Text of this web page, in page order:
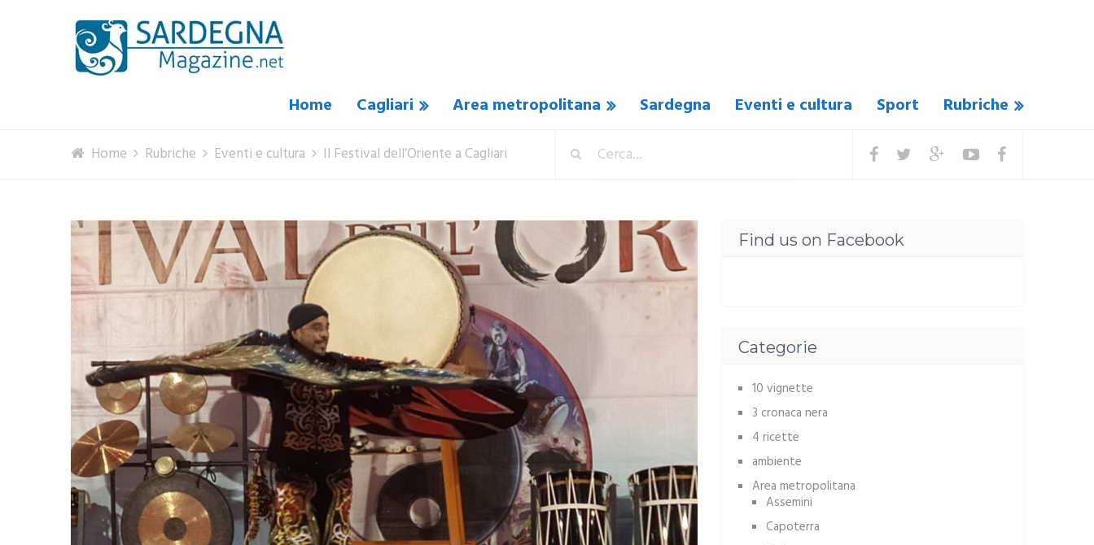
Home Cagliari Area metropolitana Sardegna Eventi e cultura Sport Rubriche
Home Rubriche Eventi e cultura Il Festival dell’Oriente a Cagliari
Find us on Facebook
Categorie
10 vignette
3 cronaca nera
4 ricette
ambiente
Area metropolitana
Assemini
Capoterra